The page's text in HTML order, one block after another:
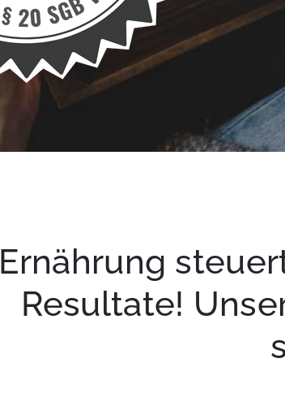
Ernährung
Resultate!